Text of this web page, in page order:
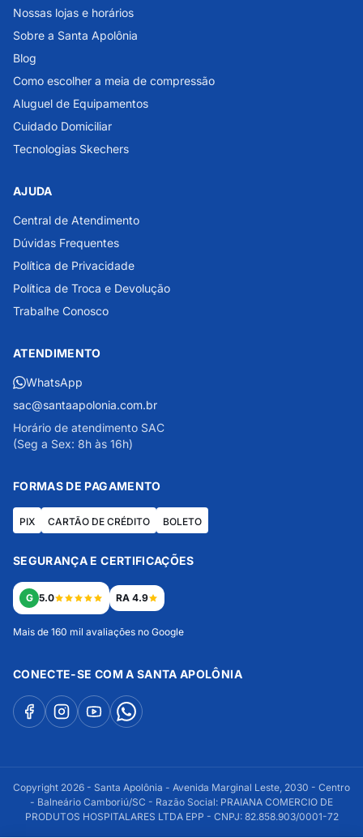
Nossas lojas e horários
Sobre a Santa Apolônia
Blog
Como escolher a meia de compressão
Aluguel de Equipamentos
Cuidado Domiciliar
Tecnologias Skechers
AJUDA
Central de Atendimento
Dúvidas Frequentes
Política de Privacidade
Política de Troca e Devolução
Trabalhe Conosco
ATENDIMENTO
WhatsApp
sac@santaapolonia.com.br
Horário de atendimento SAC
(Seg a Sex: 8h às 16h)
FORMAS DE PAGAMENTO
PIX CARTÃO DE CRÉDITO BOLETO
SEGURANÇA E CERTIFICAÇÕES
G 5.0 RA 4.9
Mais de 160 mil avaliações no Google
CONECTE-SE COM A SANTA APOLÔNIA
Copyright 2026 - Santa Apolônia - Avenida Marginal Leste, 2030 - Centro
- Balneário Camboriú/SC - Razão Social: PRAIANA COMERCIO DE
PRODUTOS HOSPITALARES LTDA EPP - CNPJ: 82.858.903/0001-72